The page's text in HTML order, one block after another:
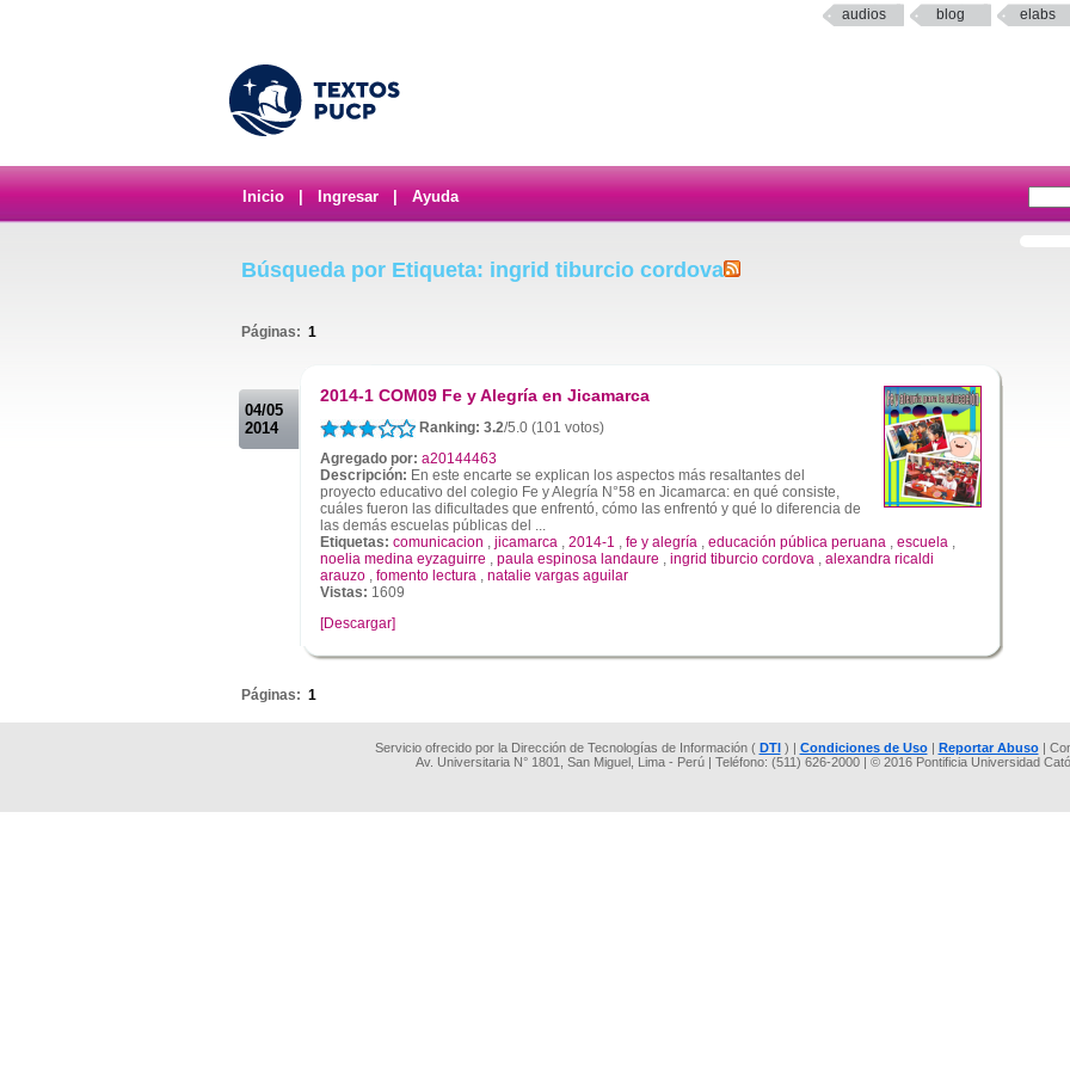
audios blog elabs
Inicio Ingresar Ayuda
Búsqueda por Etiqueta: ingrid tiburcio cordova
Páginas: 1
04/05
2014
2014-1 COM09 Fe y Alegría en Jicamarca
Ranking: 3.2/5.0 (101 votos)
Agregado por: a20144463
Descripción: En este encarte se explican los aspectos más resaltantes del
proyecto educativo del colegio Fe y Alegría N°58 en Jicamarca: en qué consiste,
cuáles fueron las dificultades que enfrentó, cómo las enfrentó y qué lo diferencia de
las demás escuelas públicas del ...
Etiquetas: comunicacion , jicamarca , 2014-1 , fe y alegría , educación pública peruana , escuela ,
noelia medina eyzaguirre , paula espinosa landaure , ingrid tiburcio cordova , alexandra ricaldi
arauzo , fomento lectura , natalie vargas aguilar
Vistas: 1609
[Descargar]
Páginas: 1
Servicio ofrecido por la Dirección de Tecnologías de Información ( DTI) | Condiciones de Uso| Reportar Abuso|
Av. Universitaria N° 1801, San Miguel, Lima - Perú | Teléfono: (511) 626-2000 | © 2016 Pontificia Universidad